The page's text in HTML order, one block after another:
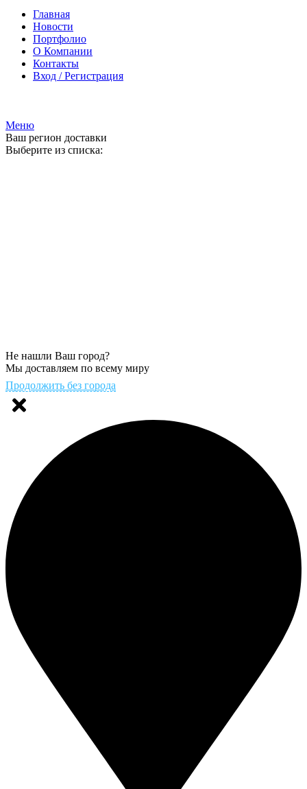
Главная
Новости
Портфолио
О Компании
Контакты
Вход / Регистрация
Меню
Ваш регион доставки
Выберите из списка:
Не нашли Ваш город?
Мы доставляем по всему миру
Продолжить без города